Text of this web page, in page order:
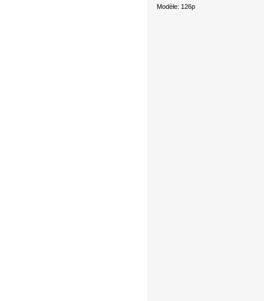
Modèle: 126p